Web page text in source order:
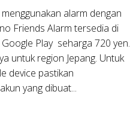
alarm dengan
Friends Alarm tersedia di
Play seharga 720 yen.
untuk region Jepang. Untuk
device pastikan
yang dibuat...